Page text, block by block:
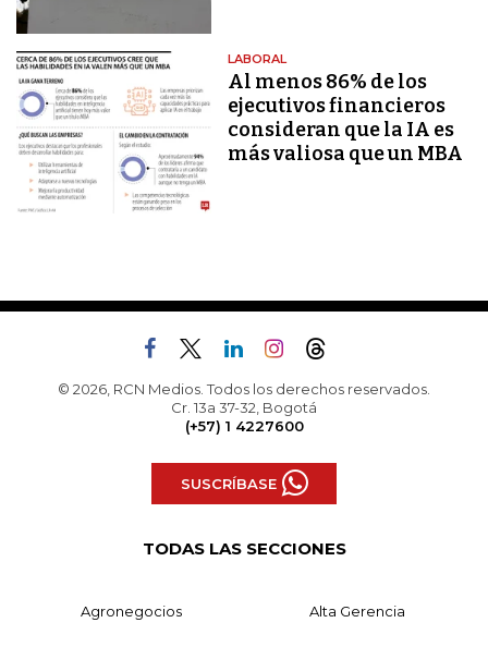
LABORAL
Al menos 86% de los
ejecutivos financieros
consideran que la IA es
más valiosa que un MBA
© 2026, RCN Medios. Todos los derechos reservados.
Cr. 13a 37-32, Bogotá
(+57) 1 4227600
SUSCRÍBASE
TODAS LAS SECCIONES
Agronegocios Alta Gerencia